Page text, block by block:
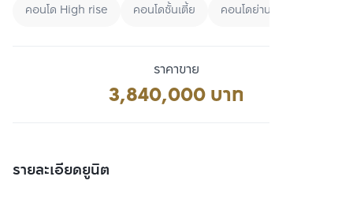
คอนโด High rise คอนโดชั้นเตี้ย คอนโดย่านศูนย์กลางธุรกิจแ
ราคาขาย
3,840,000 บาท
รายละเอียดยูนิต